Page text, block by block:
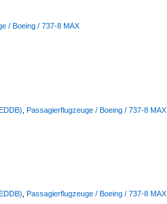
/ Boeing / 737-8 MAX
Passagierflugzeuge / Boeing / 737-8 MAX
Passagierflugzeuge / Boeing / 737-8 MAX